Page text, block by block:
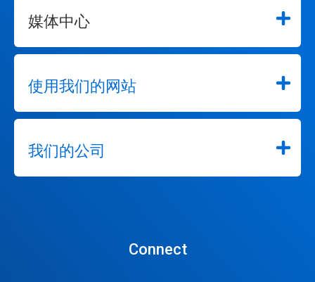
媒体中心
使用我们的网站
我们的公司
Connect